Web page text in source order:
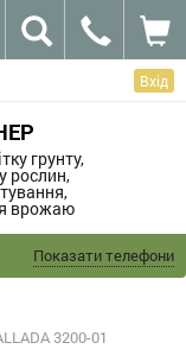
Вхід
грунту,
рослин,
врожаю
Показати телефони
3200-01